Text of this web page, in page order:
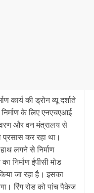
कार्य की ड्रोन व्यू दर्शाते
के लिए एनएचएआई
और वन मंत्रालय से
प्रसास कर रहा था।
लगने से निर्माण
निर्माण ईपीसी मोड
जा रहा है। इसका
रिंग रोड को पांच पैकेज